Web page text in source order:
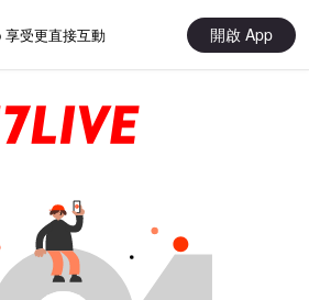
受更直接互動 開啟 App